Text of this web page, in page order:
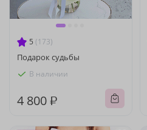
5 (173)
Подарок судьбы
В наличии
4 800 ₽